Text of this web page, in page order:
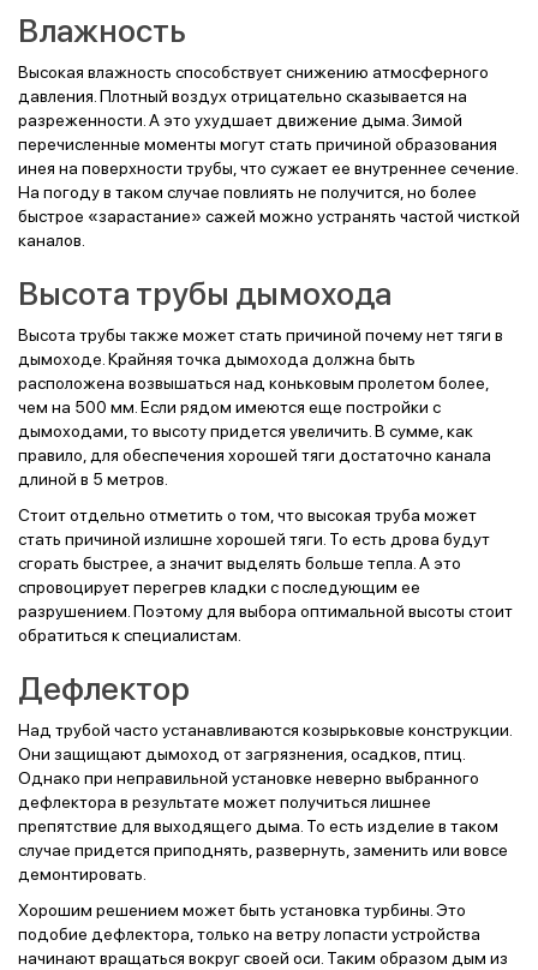
Влажность
Высокая влажность способствует снижению атмосферного
давления. Плотный воздух отрицательно сказывается на
разреженности. А это ухудшает движение дыма. Зимой
перечисленные моменты могут стать причиной образования
инея на поверхности трубы, что сужает ее внутреннее сечение.
На погоду в таком случае повлиять не получится, но более
быстрое «зарастание» сажей можно устранять частой чисткой
каналов.
Высота трубы дымохода
Высота трубы также может стать причиной почему нет тяги в
дымоходе. Крайняя точка дымохода должна быть
расположена возвышаться над коньковым пролетом более,
чем на 500 мм. Если рядом имеются еще постройки с
дымоходами, то высоту придется увеличить. В сумме, как
правило, для обеспечения хорошей тяги достаточно канала
длиной в 5 метров.
Стоит отдельно отметить о том, что высокая труба может
стать причиной излишне хорошей тяги. То есть дрова будут
сгорать быстрее, а значит выделять больше тепла. А это
спровоцирует перегрев кладки с последующим ее
разрушением. Поэтому для выбора оптимальной высоты стоит
обратиться к специалистам.
Дефлектор
Над трубой часто устанавливаются козырьковые конструкции.
Они защищают дымоход от загрязнения, осадков, птиц.
Однако при неправильной установке неверно выбранного
дефлектора в результате может получиться лишнее
препятствие для выходящего дыма. То есть изделие в таком
случае придется приподнять, развернуть, заменить или вовсе
демонтировать.
Хорошим решением может быть установка турбины. Это
подобие дефлектора, только на ветру лопасти устройства
начинают вращаться вокруг своей оси. Таким образом дым из